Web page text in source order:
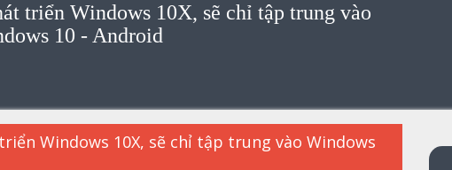
triển Windows 10X, sẽ chỉ tập trung vào
10 - Android
Windows 10X, sẽ chỉ tập trung vào Windows